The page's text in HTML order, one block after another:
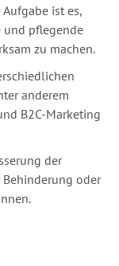
ist es,
und pflegende
zu machen.
anderem
B2C-Marketing
der
oder